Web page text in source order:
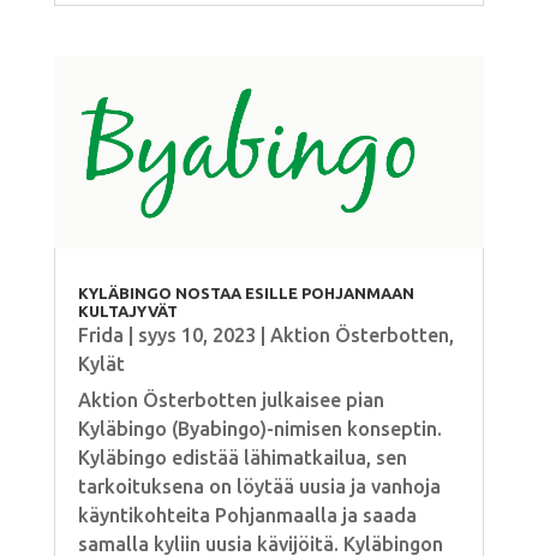
KYLÄBINGO NOSTAA ESILLE POHJANMAAN
KULTAJYVÄT
Frida syys 10, 2023 Aktion Österbotten,
Kylät
Aktion Österbotten julkaisee pian
Kyläbingo (Byabingo)-nimisen konseptin.
Kyläbingo edistää lähimatkailua, sen
tarkoituksena on löytää uusia ja vanhoja
käyntikohteita Pohjanmaalla ja saada
samalla kyliin uusia kävijöitä. Kyläbingon